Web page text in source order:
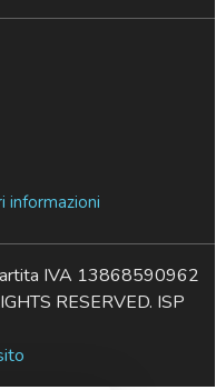
informazioni
IVA 13868590962
RESERVED. ISP